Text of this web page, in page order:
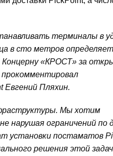
терминалы в
в сто метров определяет
Концерну «КРОСТ» за
Евгений Пляхин.
Мы хотим
нарушая ограничений по
установки постаматов
решения этой